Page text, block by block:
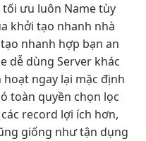
tối ưu luôn Nametùy
khởi tạo nhanh nhà
nhanh hợp bạn an
dễ dùng Server khác
hoạt ngay lại mặc định
toàn quyền chọn lọc
record lợi ích hơn,
giống như tận dụng